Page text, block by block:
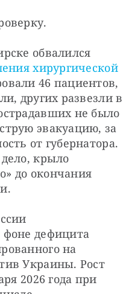
обвалился
хирургической
46 пациентов,
других развезли в
не было
эвакуацию, за
от губернатора.
крыло
до окончания
фоне дефицита
на
Украины. Рост
2026 года при